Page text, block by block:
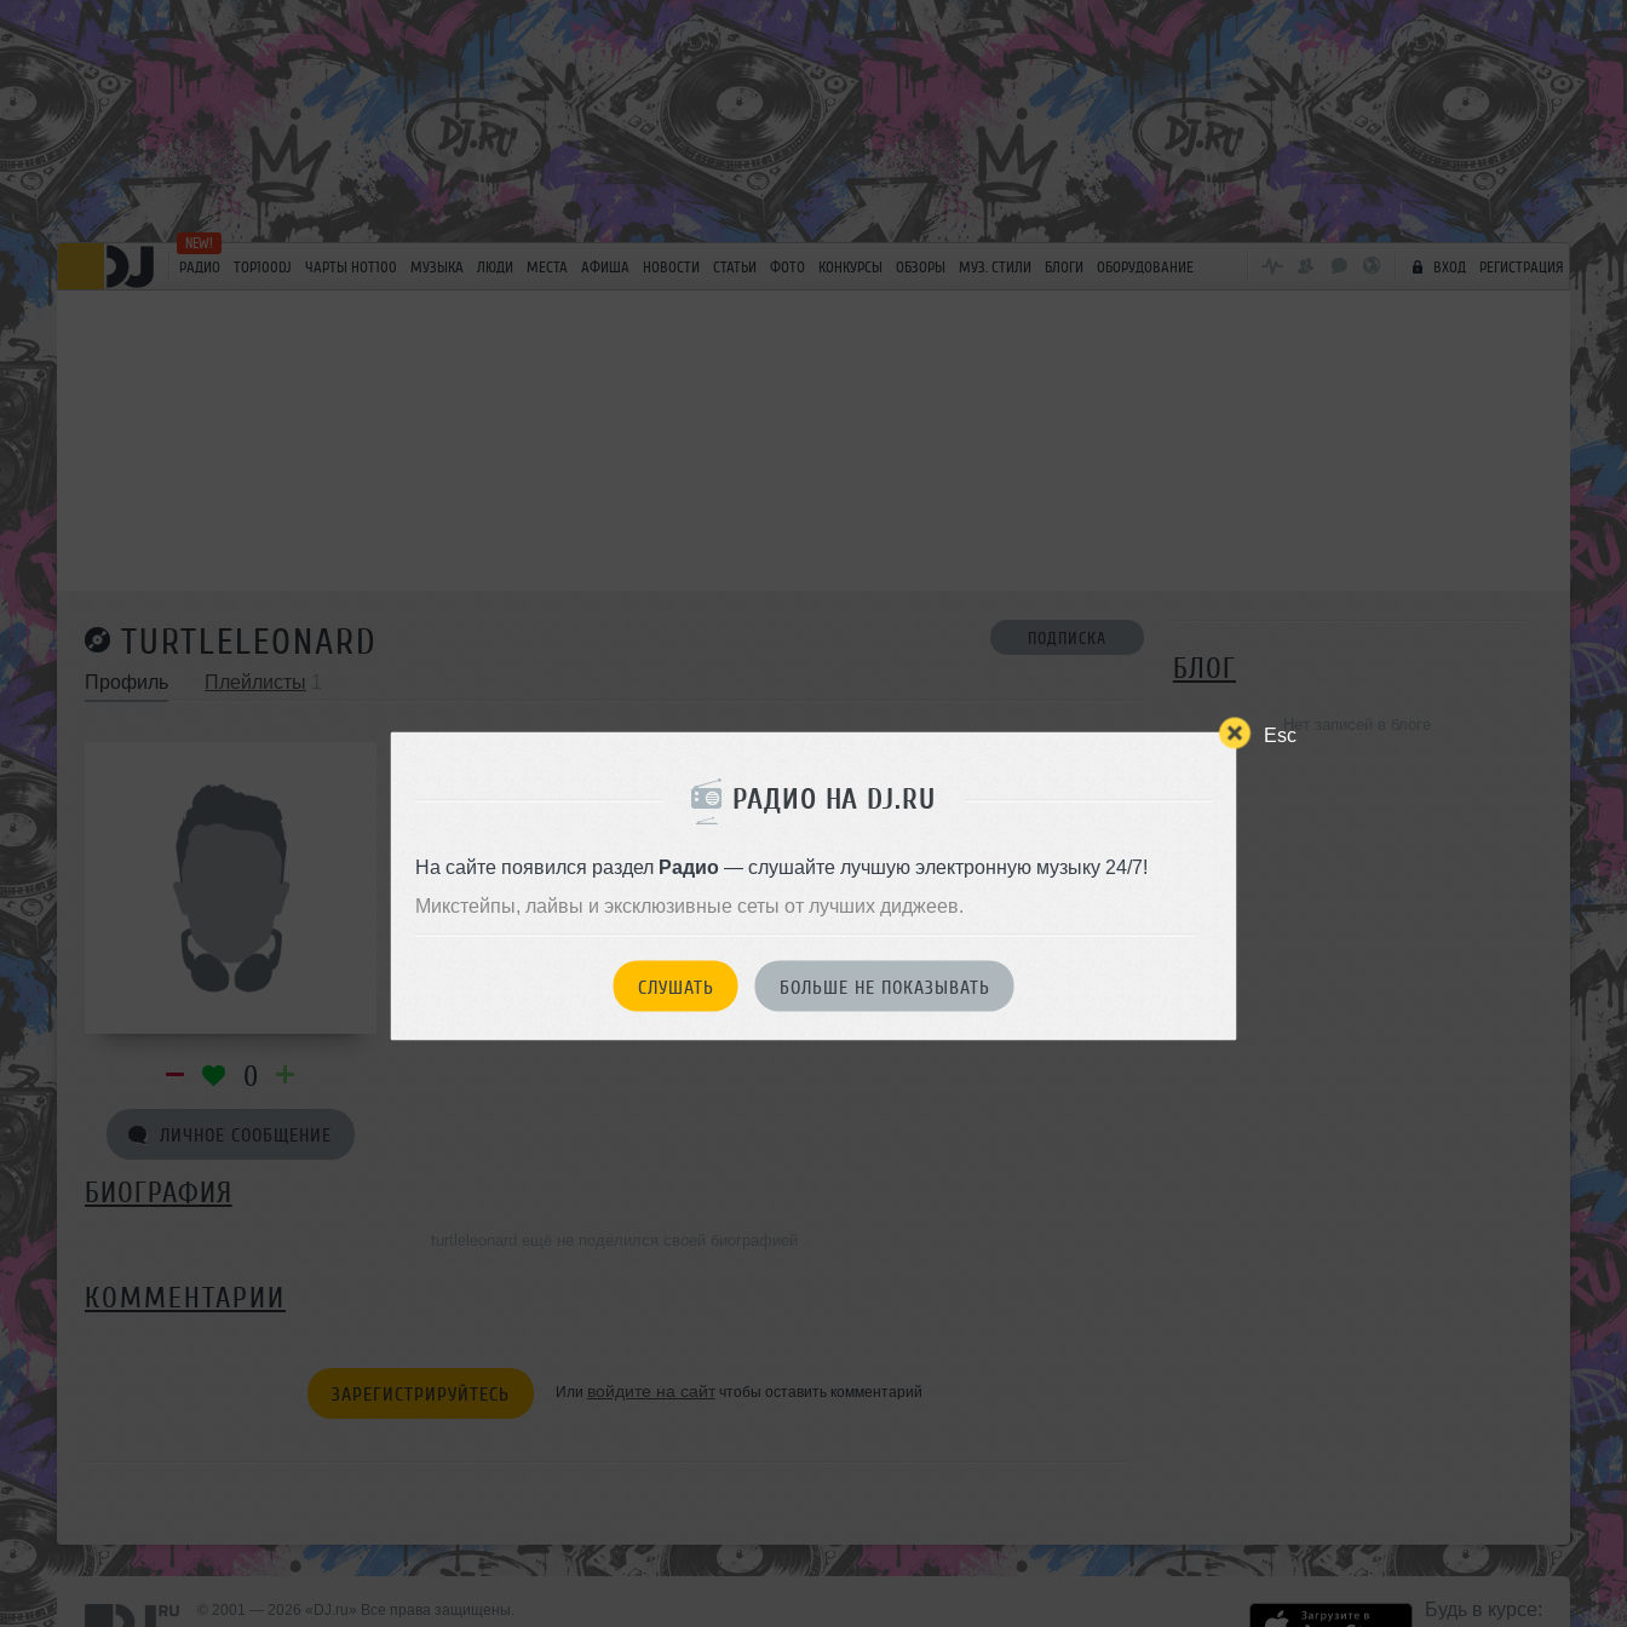
Esc
РАДИО НА DJ.RU
На сайте появился раздел Радио— слушайте лучшую электронную музыку 24/7!
Микстейпы, лайвы и эксклюзивные сеты от лучших диджеев.
СЛУШАТЬ БОЛЬШЕ НЕ ПОКАЗЫВАТЬ
РАДИО TOP100DJ ЧАРТЫ HOT100 МУЗЫКА ЛЮДИ МЕСТА АФИША НОВОСТИ СТАТЬИ ФОТО КОНКУРСЫ ОБЗОРЫ МУЗ. СТИЛИ БЛОГИ ОБОРУДОВАНИЕ ВХОД РЕГИСТРАЦИЯ
TURTLELEONARD ПОДПИСКА
Профиль Плейлисты
0
ЛИЧНОЕ СООБЩЕНИЕ
ДОБАВИТЬ В ДРУЗЬЯ
БИОГРАФИЯ
КОММЕНТАРИИ
ЗАРЕГИСТРИРУЙТЕСЬ Или войдите на сайтчтобы оставить комментарий
БЛОГ
© 2001 — 2026 «DJ.ru» Все права защищены.
Будь в курсе: